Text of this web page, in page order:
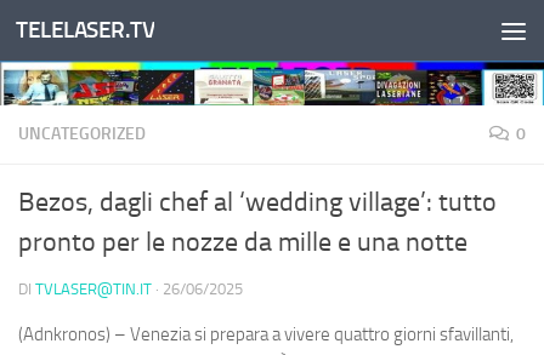
Salta al contenuto
TELELASER.TV
UNCATEGORIZED 0
Bezos, dagli chef al ‘wedding village’: tutto
pronto per le nozze da mille e una notte
DI TVLASER@TIN.IT · 26/06/2025
(Adnkronos) – Venezia si prepara a vivere quattro giorni sfavillanti,